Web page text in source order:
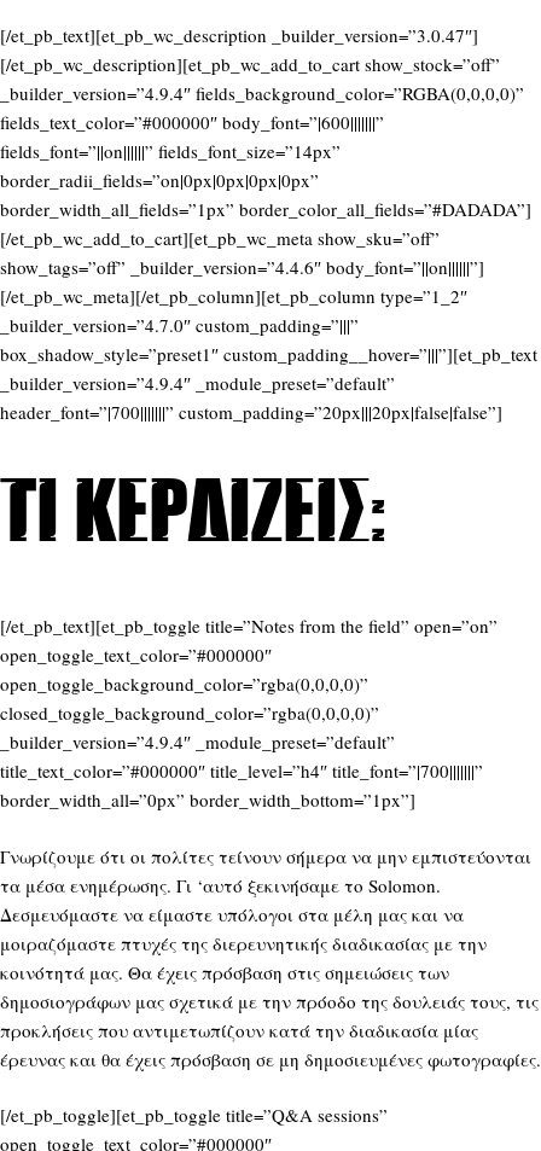
[/et_pb_text][et_pb_wc_description _builder_version=”3.0.47″]
[/et_pb_wc_description][et_pb_wc_add_to_cart show_stock=”off”
_builder_version=”4.9.4″ fields_background_color=”RGBA(0,0,0,0)”
fields_text_color=”#000000″ body_font=”|600|||||||”
fields_font=”||on||||||” fields_font_size=”14px”
border_radii_fields=”on|0px|0px|0px|0px”
border_width_all_fields=”1px” border_color_all_fields=”#DADADA”]
[/et_pb_wc_add_to_cart][et_pb_wc_meta show_sku=”off”
show_tags=”off” _builder_version=”4.4.6″ body_font=”||on||||||”]
[/et_pb_wc_meta][/et_pb_column][et_pb_column type=”1_2″
_builder_version=”4.7.0″ custom_padding=”|||”
box_shadow_style=”preset1″ custom_padding__hover=”|||”][et_pb_text
_builder_version=”4.9.4″ _module_preset=”default”
header_font=”|700|||||||” custom_padding=”20px|||20px|false|false”]
Τι κερδίζεις:
[/et_pb_text][et_pb_toggle title=”Notes from the field” open=”on”
open_toggle_text_color=”#000000″
open_toggle_background_color=”rgba(0,0,0,0)”
closed_toggle_background_color=”rgba(0,0,0,0)”
_builder_version=”4.9.4″ _module_preset=”default”
title_text_color=”#000000″ title_level=”h4″ title_font=”|700|||||||”
border_width_all=”0px” border_width_bottom=”1px”]
Γνωρίζουμε ότι οι πολίτες τείνουν σήμερα να μην εμπιστεύονται
τα μέσα ενημέρωσης. Γι ‘αυτό ξεκινήσαμε το Solomon.
Δεσμευόμαστε να είμαστε υπόλογοι στα μέλη μας και να
μοιραζόμαστε πτυχές της διερευνητικής διαδικασίας με την
κοινότητά μας. Θα έχεις πρόσβαση στις σημειώσεις των
δημοσιογράφων μας σχετικά με την πρόοδο της δουλειάς τους, τις
προκλήσεις που αντιμετωπίζουν κατά την διαδικασία μίας
έρευνας και θα έχεις πρόσβαση σε μη δημοσιευμένες φωτογραφίες.
[/et_pb_toggle][et_pb_toggle title=”Q&A sessions”
open_toggle_text_color=”#000000″